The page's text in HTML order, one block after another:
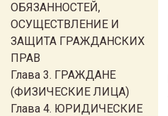
ОБЯЗАННОСТЕЙ,
ОСУЩЕСТВЛЕНИЕ И
ЗАЩИТА ГРАЖДАНСКИХ
ПРАВ
Глава 3. ГРАЖДАНЕ
(ФИЗИЧЕСКИЕ ЛИЦА)
Глава 4. ЮРИДИЧЕСКИЕ